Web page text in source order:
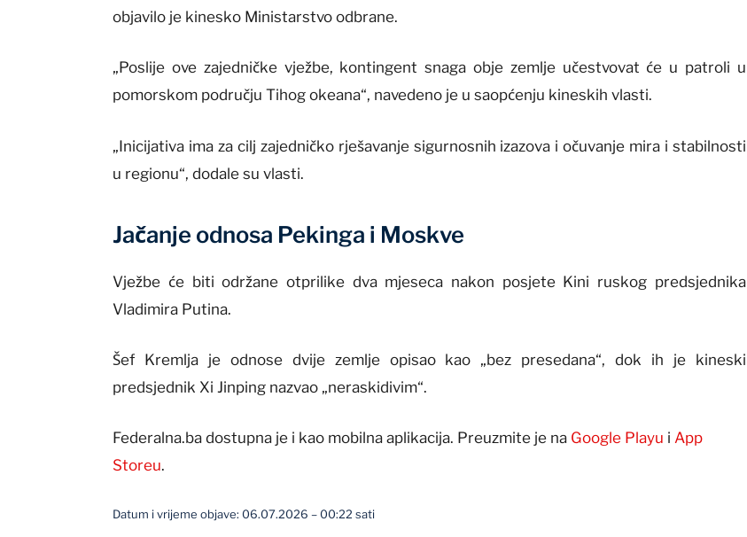
objavilo je kinesko Ministarstvo odbrane.
„Poslije ove zajedničke vježbe, kontingent snaga obje zemlje učestvovat će u patroli u
pomorskom području Tihog okeana“, navedeno je u saopćenju kineskih vlasti.
„Inicijativa ima za cilj zajedničko rješavanje sigurnosnih izazova i očuvanje mira i stabilnosti
u regionu“, dodale su vlasti.
Jačanje odnosa Pekinga i Moskve
Vježbe će biti održane otprilike dva mjeseca nakon posjete Kini ruskog predsjednika
Vladimira Putina.
Šef Kremlja je odnose dvije zemlje opisao kao „bez presedana“, dok ih je kineski
predsjednik Xi Jinping nazvao „neraskidivim“.
Federalna.ba dostupna je i kao mobilna aplikacija. Preuzmite je na Google Playu iApp
Storeu.
Datum i vrijeme objave: 06.07.2026 – 00:22 sati